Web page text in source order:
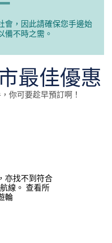
會，因此請確保您手邊始
備不時之需。
市最佳優惠
你可要趁早預訂啊！
亦找不到符合
線。 查看所
輪